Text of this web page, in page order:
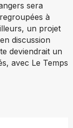
sera
à
un projet
discussion
deviendrait un
avec Le Temps